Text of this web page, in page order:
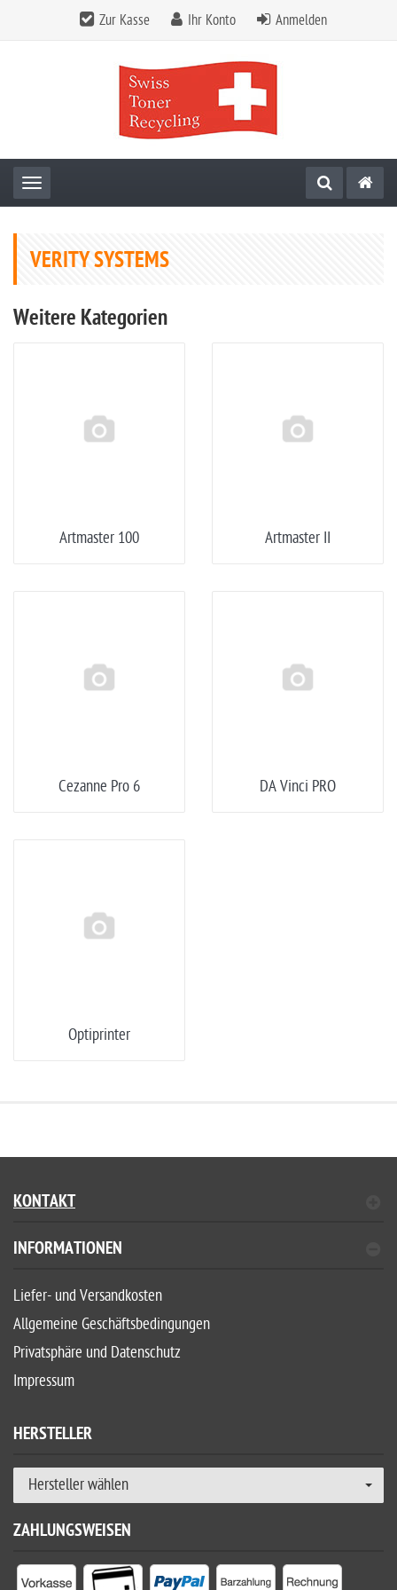
Zur Kasse Ihr Konto Anmelden
Toggle navigation
VERITY SYSTEMS
Weitere Kategorien
Artmaster 100 Artmaster II
Cezanne Pro 6 DA Vinci PRO
Optiprinter
KONTAKT
INFORMATIONEN
Liefer- und Versandkosten
Allgemeine Geschäftsbedingungen
Privatsphäre und Datenschutz
Impressum
HERSTELLER
Hersteller wählen
ZAHLUNGSWEISEN